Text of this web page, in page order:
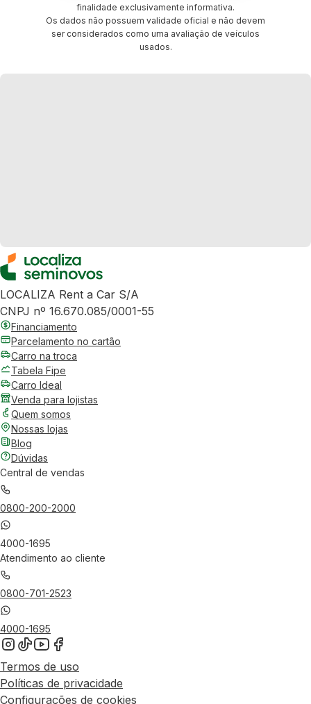
finalidade exclusivamente informativa.
Os dados não possuem validade oficial e não devem
ser considerados como uma avaliação de veículos
usados.
LOCALIZA Rent a Car S/A
CNPJ nº 16.670.085/0001-55
Financiamento
Parcelamento no cartão
Carro na troca
Tabela Fipe
Carro Ideal
Venda para lojistas
Quem somos
Nossas lojas
Blog
Dúvidas
Central de vendas
0800-200-2000
4000-1695
Atendimento ao cliente
0800-701-2523
4000-1695
Termos de uso
Políticas de privacidade
Configurações de cookies